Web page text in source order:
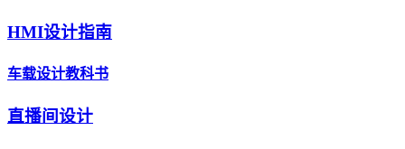
HMI设计指南
车载设计教科书
直播间设计